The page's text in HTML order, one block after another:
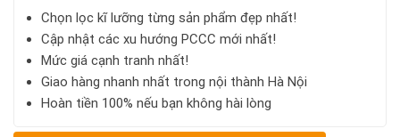
Chọn lọc kĩ lưỡng từng sản phẩm đẹp nhất!
Cập nhật các xu hướng PCCC mới nhất!
Mức giá cạnh tranh nhất!
Giao hàng nhanh nhất trong nội thành Hà Nội
Hoàn tiền 100% nếu bạn không hài lòng